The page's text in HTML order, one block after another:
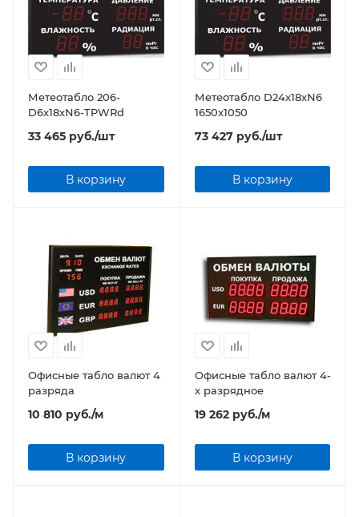
Метеотабло 206-
D6x18xN6-TPWRd
33 465 руб./шт
В корзину
Метеотабло D24x18xN6
1650x1050
73 427руб./шт
В корзину
Офисные табло валют 4
разряда
10 810 руб./м
В корзину
Офисные табло валют 4-
х разрядное
19 262руб./м
В корзину